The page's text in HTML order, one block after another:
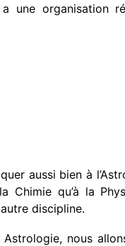
une organisation
aussi bien à
Chimie qu’à la
discipline.
Astrologie, nous